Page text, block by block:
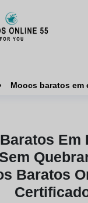
Em
Baratos